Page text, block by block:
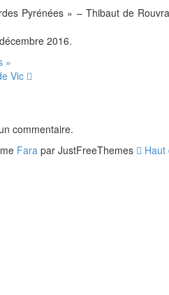
Pyrénées » – Thibaut de
2016.
»
Vic
commentaire.
Fara par JustFreeThemes Haut